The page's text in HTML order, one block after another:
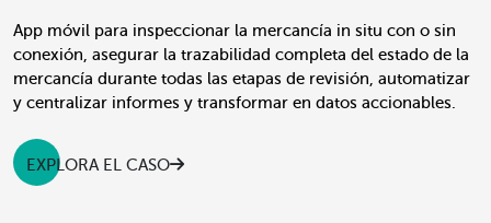
App móvil para inspeccionar la mercancía in situ con o sin
conexión, asegurar la trazabilidad completa del estado de la
mercancía durante todas las etapas de revisión, automatizar
y centralizar informes y transformar en datos accionables.
EXPLORA EL CASO